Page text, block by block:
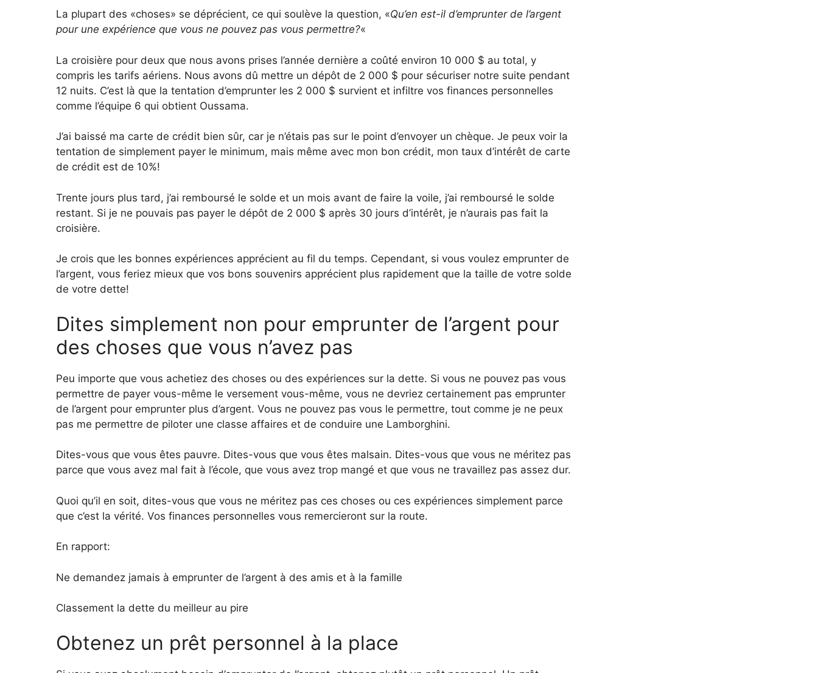
La plupart des «choses» se déprécient, ce qui soulève la question, «Qu’en est-il d’emprunter de l’argent
pour une expérience que vous ne pouvez pas vous permettre?«
La croisière pour deux que nous avons prises l’année dernière a coûté environ 10 000 $ au total, y
compris les tarifs aériens. Nous avons dû mettre un dépôt de 2 000 $ pour sécuriser notre suite pendant
12 nuits. C’est là que la tentation d’emprunter les 2 000 $ survient et infiltre vos finances personnelles
comme l’équipe 6 qui obtient Oussama.
J’ai baissé ma carte de crédit bien sûr, car je n’étais pas sur le point d’envoyer un chèque. Je peux voir la
tentation de simplement payer le minimum, mais même avec mon bon crédit, mon taux d’intérêt de carte
de crédit est de 10%!
Trente jours plus tard, j’ai remboursé le solde et un mois avant de faire la voile, j’ai remboursé le solde
restant. Si je ne pouvais pas payer le dépôt de 2 000 $ après 30 jours d’intérêt, je n’aurais pas fait la
croisière.
Je crois que les bonnes expériences apprécient au fil du temps. Cependant, si vous voulez emprunter de
l’argent, vous feriez mieux que vos bons souvenirs apprécient plus rapidement que la taille de votre solde
de votre dette!
Dites simplement non pour emprunter de l’argent pour
des choses que vous n’avez pas
Peu importe que vous achetiez des choses ou des expériences sur la dette. Si vous ne pouvez pas vous
permettre de payer vous-même le versement vous-même, vous ne devriez certainement pas emprunter
de l’argent pour emprunter plus d’argent. Vous ne pouvez pas vous le permettre, tout comme je ne peux
pas me permettre de piloter une classe affaires et de conduire une Lamborghini.
Dites-vous que vous êtes pauvre. Dites-vous que vous êtes malsain. Dites-vous que vous ne méritez pas
parce que vous avez mal fait à l’école, que vous avez trop mangé et que vous ne travaillez pas assez dur.
Quoi qu’il en soit, dites-vous que vous ne méritez pas ces choses ou ces expériences simplement parce
que c’est la vérité. Vos finances personnelles vous remercieront sur la route.
En rapport:
Ne demandez jamais à emprunter de l’argent à des amis et à la famille
Classement la dette du meilleur au pire
Obtenez un prêt personnel à la place